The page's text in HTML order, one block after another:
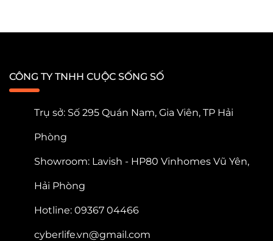
CÔNG TY TNHH CUỘC SỐNG SỐ
Trụ sở: Số 295 Quán Nam, Gia Viên, TP Hải
Phòng
Showroom: Lavish - HP80 Vinhomes Vũ Yên,
Hải Phòng
Hotline: 09367 04466
cyberlife.vn@gmail.com